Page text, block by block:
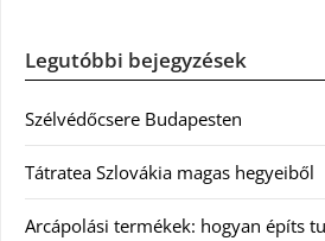
Legutóbbi bejegyzések
Szélvédőcsere Budapesten
Tátratea Szlovákia magas hegyeiből
Arcápolási termékek: hogyan építs